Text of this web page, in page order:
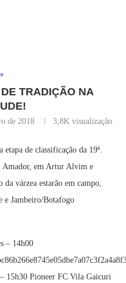
TRADIÇÃO NA
de 2018 3,8Kvisualização
de classificação da 19ª.
Amador, em Artur Alvim e
da várzea estarão em campo,
e Jambeiro/Botafogo
– 14h00
15h30 Pioneer FC Vila Gaicuri